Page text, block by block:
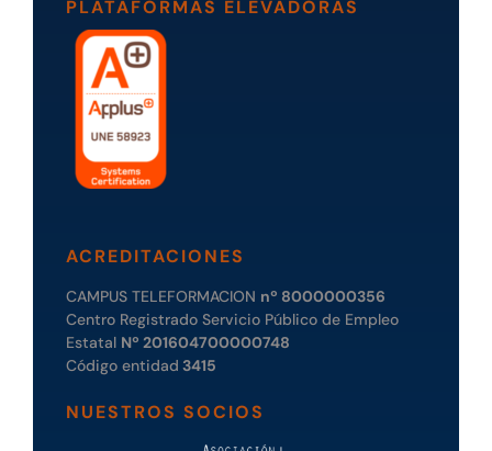
PLATAFORMAS ELEVADORAS
ACREDITACIONES
CAMPUS TELEFORMACION nº 8000000356
Centro Registrado Servicio Público de Empleo
Estatal Nº 201604700000748
Código entidad 3415
NUESTROS SOCIOS